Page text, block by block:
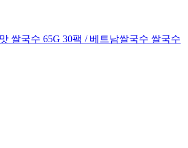
쌀국수 65G 30팩 / 베트남쌀국수 쌀국수